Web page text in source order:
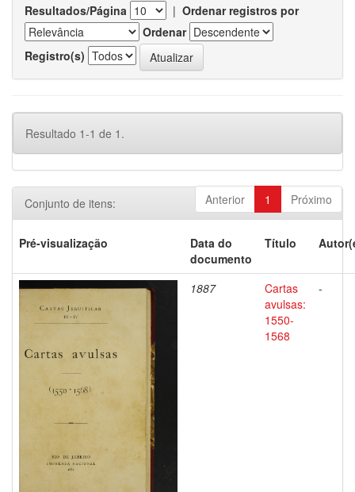
Resultados/Página | Ordenar registros por
Ordenar
Registro(s)
Resultado 1-1 de 1.
Anterior 1 Próximo
Conjunto de itens:
Pré-visualização
Data do
documento
Título
1887
Cartas
avulsas:
1550-
1568
-